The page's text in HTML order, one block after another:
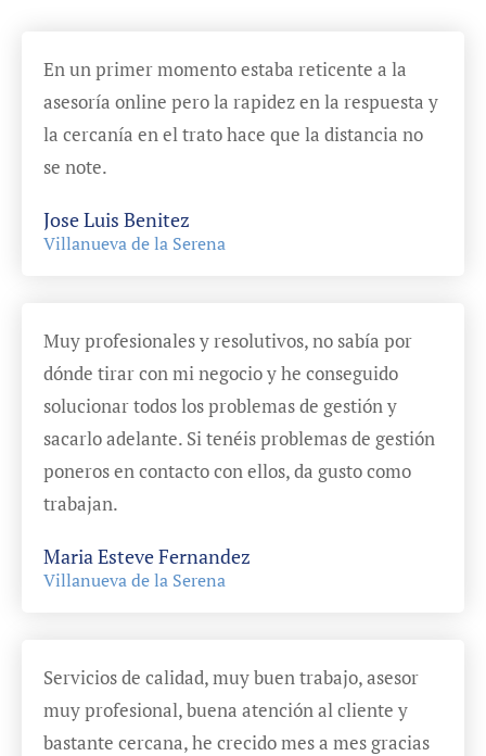
En un primer momento estaba reticente a la
asesoría online pero la rapidez en la respuesta y
la cercanía en el trato hace que la distancia no
se note.
Jose Luis Benitez
Villanueva de la Serena
Muy profesionales y resolutivos, no sabía por
dónde tirar con mi negocio y he conseguido
solucionar todos los problemas de gestión y
sacarlo adelante. Si tenéis problemas de gestión
poneros en contacto con ellos, da gusto como
trabajan.
Maria Esteve Fernandez
Villanueva de la Serena
Servicios de calidad, muy buen trabajo, asesor
muy profesional, buena atención al cliente y
bastante cercana, he crecido mes a mes gracias